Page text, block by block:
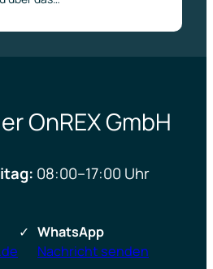
OnREX GmbH
08:00–17:00 Uhr
WhatsApp
Nachricht senden